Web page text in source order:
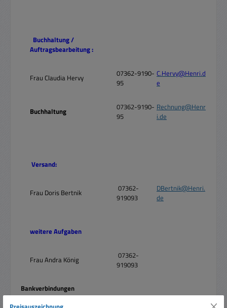
Buchhaltung /
Auftragsbearbeitung :
Frau Claudia Hervy
07362-9190-
95
C.Hervy@Henri.d
e
Buchhaltung
07362-9190-
95
Rechnung@Henr
i.de
Versand:
Frau Doris Bertnik
07362-
919093
DBertnik@Henri.
de
weitere Aufgaben
Frau Andra König
07362-
919093
Bankverbindungen